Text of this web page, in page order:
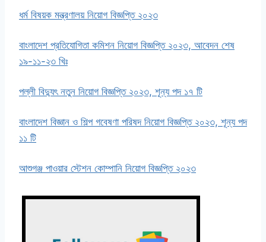
ধর্ম বিষয়ক মন্ত্রণালয় নিয়োগ বিজ্ঞপ্তি ২০২৩
বাংলাদেশ প্রতিযোগিতা কমিশন নিয়োগ বিজ্ঞপ্তি ২০২৩, আবেদন শেষ
১৯-১১-২৩ খিঃ
পল্লী বিদ্যুৎ নতুন নিয়োগ বিজ্ঞপ্তি ২০২৩, শূন্য পদ ১৭ টি
বাংলাদেশ বিজ্ঞান ও শিল্প গবেষণা পরিষদ নিয়োগ বিজ্ঞপ্তি ২০২৩, শূন্য পদ
১১ টি
আশুগঞ্জ পাওয়ার স্টেশন কোম্পানি নিয়োগ বিজ্ঞপ্তি ২০২৩